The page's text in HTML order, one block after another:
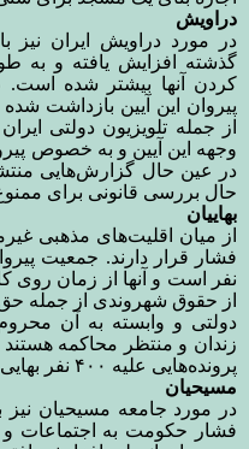
دراویش
در مورد دراویش ایران نیز
گذشته افزایش یافته و به
کردن آنها بیشتر شده
پیروان این آیین بازداشت
از جمله تلویزیون دولتی
وجهه این آیین و به خصوص
در عین حال گزارش‌هایی
حال بررسی قانونی برای
بهاییان
از میان اقلیت‌های مذهبی
نفر است و آنها از زمان روی
از حقوق شهروندی از جمله
دولتی و وابسته به آن
زندان و منتظر محاکمه
پرونده‌هایی علیه ۴۰۰ نفر بهایی در ایران در جریان است.
مسیحیان
در مورد جامعه مسیحیان
فشار حکومت به اجتماعات